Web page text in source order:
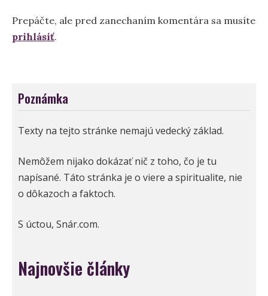
Prepáčte, ale pred zanechaním komentára sa musíte
prihlásiť.
Poznámka
Texty na tejto stránke nemajú vedecký základ.
Nemôžem nijako dokázať nič z toho, čo je tu
napísané. Táto stránka je o viere a spiritualite, nie
o dôkazoch a faktoch.
S úctou, Snár.com.
Najnovšie články